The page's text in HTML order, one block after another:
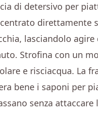
di detersivo per
direttamente
lasciandolo agire
Strofina con un
e risciacqua. La
bene i saponi per
senza attaccare